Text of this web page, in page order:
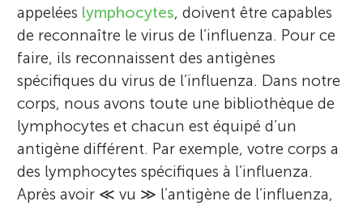
appelées lymphocytes, doivent être capables
de reconnaître le virus de l’influenza. Pour ce
faire, ils reconnaissent des antigènes
spécifiques du virus de l’influenza. Dans notre
corps, nous avons toute une bibliothèque de
lymphocytes et chacun est équipé d’un
antigène différent. Par exemple, votre corps a
des lymphocytes spécifiques à l’influenza.
Après avoir ≪ vu ≫ l’antigène de l’influenza,